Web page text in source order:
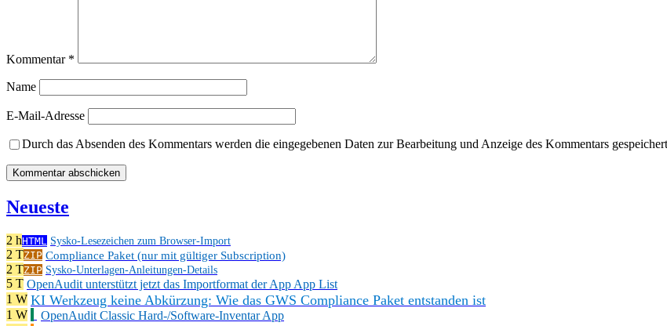
Kommentar *
Name
E-Mail-Adresse
Durch das Absenden des Kommentars werden die eingegebenen Daten zur Bearbeitung und Anzeige des Kommentars
Neueste
2 hHTML Sysko-Lesezeichen zum Browser-Import
2 TZIP Compliance Paket (nur mit gültiger Subscription)
2 TZIP Sysko-Unterlagen-Anleitungen-Details
5 T OpenAudit unterstützt jetzt das Importformat der App App List
1 W KI Werkzeug keine Abkürzung: Wie das GWS Compliance Paket entstanden ist
1 W
OpenAudit Classic Hard-/Software-Inventar App